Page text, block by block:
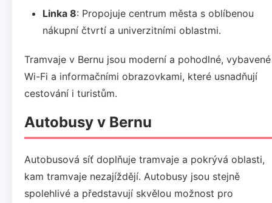
Linka 8: Propojuje centrum města s oblíbenou
nákupní čtvrtí a univerzitními oblastmi.
Tramvaje v Bernu jsou moderní a pohodlné, vybavené
Wi-Fi a informačními obrazovkami, které usnadňují
cestování i turistům.
Autobusy v Bernu
Autobusová síť doplňuje tramvaje a pokrývá oblasti,
kam tramvaje nezajíždějí. Autobusy jsou stejně
spolehlivé a představují skvělou možnost pro